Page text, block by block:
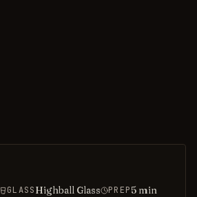
GLASSHighball Glass PREP5 min